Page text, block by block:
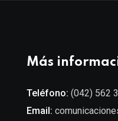
Más
Teléfono: (042) 562
Email: